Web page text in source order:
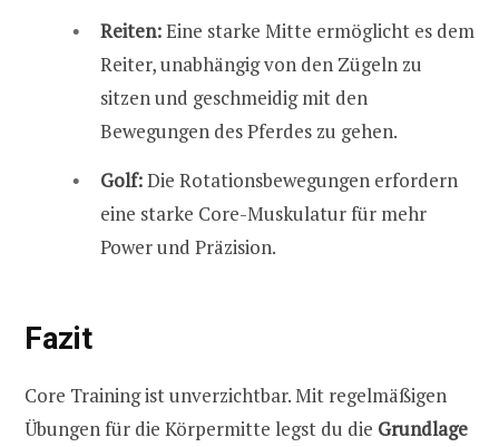
Reiten:Eine starke Mitte ermöglicht es dem
Reiter, unabhängig von den Zügeln zu
sitzen und geschmeidig mit den
Bewegungen des Pferdes zu gehen.
Golf:Die Rotationsbewegungen erfordern
eine starke Core-Muskulatur für mehr
Power und Präzision.
Fazit
Core Training ist unverzichtbar. Mit regelmäßigen
Übungen für die Körpermitte legst du die Grundlage